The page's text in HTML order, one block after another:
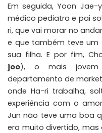
Em seguida, Yoon Jae-
médico pediatra e pai
ri, que vai morar no
e que também teve
sua filha. E por fim,
joo), o mais
departamento de
onde Ha-ri trabalha,
experiência com o
Jun não teve uma boa
era muito divertido,